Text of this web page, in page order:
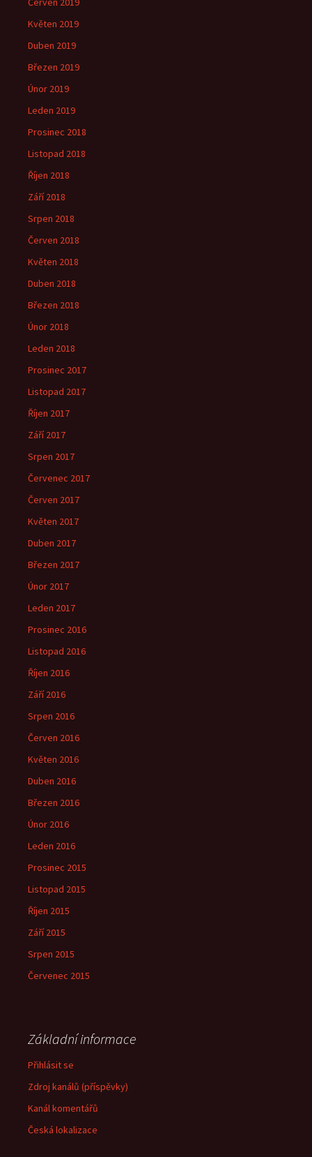
Květen 2019
Duben 2019
Březen 2019
Únor 2019
Leden 2019
Prosinec 2018
Listopad 2018
Říjen 2018
Září 2018
Srpen 2018
Červen 2018
Květen 2018
Duben 2018
Březen 2018
Únor 2018
Leden 2018
Prosinec 2017
Listopad 2017
Říjen 2017
Září 2017
Srpen 2017
Červenec 2017
Červen 2017
Květen 2017
Duben 2017
Březen 2017
Únor 2017
Leden 2017
Prosinec 2016
Listopad 2016
Říjen 2016
Září 2016
Srpen 2016
Červen 2016
Květen 2016
Duben 2016
Březen 2016
Únor 2016
Leden 2016
Prosinec 2015
Listopad 2015
Říjen 2015
Září 2015
Srpen 2015
Červenec 2015
Základní informace
Přihlásit se
Zdroj kanálů (příspěvky)
Kanál komentářů
Česká lokalizace